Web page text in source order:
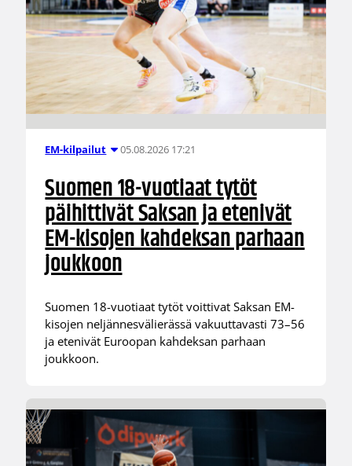
EM-kilpailut 05.08.2026 17:21
Suomen 18-vuotiaat tytöt
päihittivät Saksan ja etenivät
EM-kisojen kahdeksan parhaan
joukkoon
Suomen 18-vuotiaat tytöt voittivat Saksan EM-
kisojen neljännesvälierässä vakuuttavasti 73–56
ja etenivät Euroopan kahdeksan parhaan
joukkoon.